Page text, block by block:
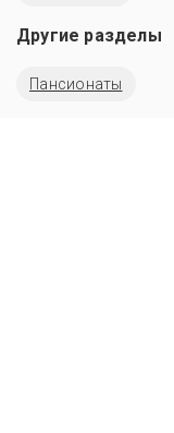
Другие разделы
Пансионаты